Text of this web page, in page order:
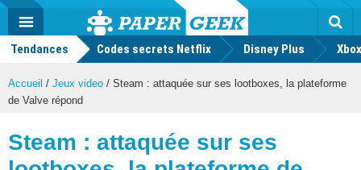
Actu
geek
MENU
Tendances Codes secrets Netflix Disney Plus
Accueil / Jeux video / Steam : attaquée sur ses lootboxes, la plateforme
de Valve répond
Steam : attaquée sur ses
Mode
FacebookTwitter Youtube